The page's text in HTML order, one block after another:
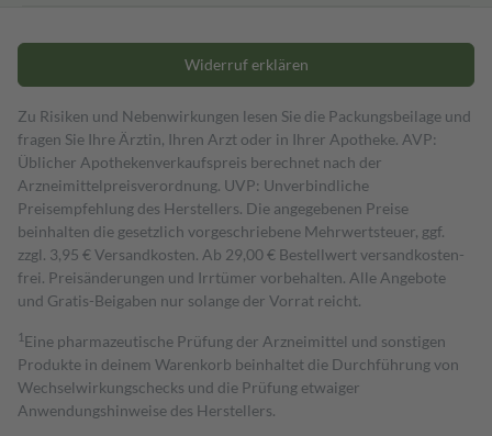
Widerruf erklären
Zu Risiken und Nebenwirkungen lesen Sie die Packungsbeilage und
fragen Sie Ihre Ärztin, Ihren Arzt oder in Ihrer Apotheke. AVP:
Üblicher Apothekenverkaufspreis berechnet nach der
Arzneimittelpreisverordnung. UVP: Unverbindliche
Preisempfehlung des Herstellers. Die angegebenen Preise
beinhalten die gesetzlich vorgeschriebene Mehrwertsteuer, ggf.
zzgl. 3,95 € Versandkosten. Ab 29,00 € Bestell­wert versand­kosten­
frei. Preisänderungen und Irrtümer vorbehalten. Alle Angebote
und Gratis-Beigaben nur solange der Vorrat reicht.
1 Eine pharmazeutische Prüfung der Arzneimittel und sonstigen
Produkte in deinem Warenkorb beinhaltet die Durchführung von
Wechselwirkungschecks und die Prüfung etwaiger
Anwendungshinweise des Herstellers.